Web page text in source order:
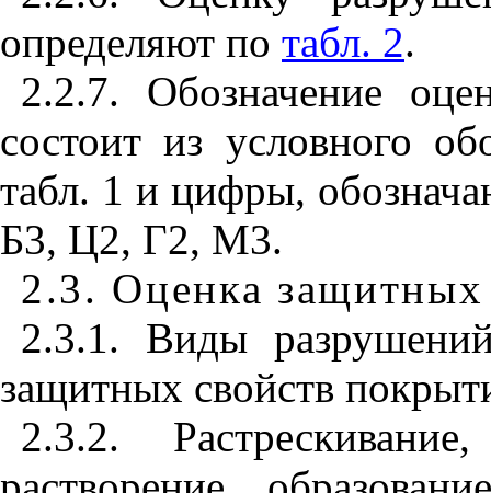
определяют по табл. 2.
2.2.7. Обозначение
состоит из условного
табл. 1 и цифры,
Б3, Ц2, Г2, М3.
2.3. Оценка защитных
2.3.1. Виды
защитных свойств
2.3.2.